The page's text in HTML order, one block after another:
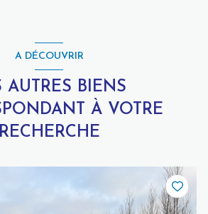
A DÉCOUVRIR
AUTRES BIENS
À VOTRE
RECHERCHE